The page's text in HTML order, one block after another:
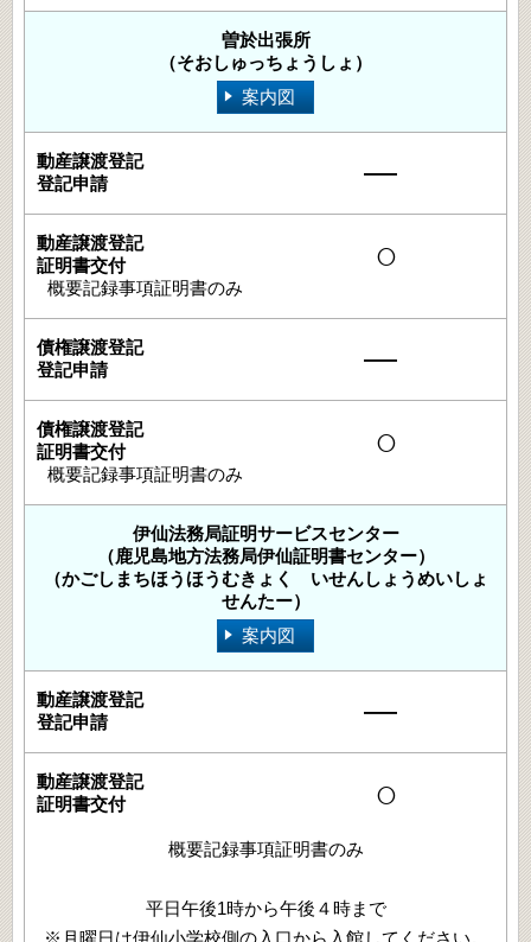
曽於出張所
（そおしゅっちょうしょ）
案内図
―
○
概要記録事項証明書のみ
―
○
概要記録事項証明書のみ
伊仙法務局証明サービスセンター
（鹿児島地方法務局伊仙証明書センター）
（かごしまちほうほうむきょく いせんしょうめいしょ
せんたー）
案内図
―
○
概要記録事項証明書のみ
平日午後1時から午後４時まで
※月曜日は伊仙小学校側の入口から入館してください。